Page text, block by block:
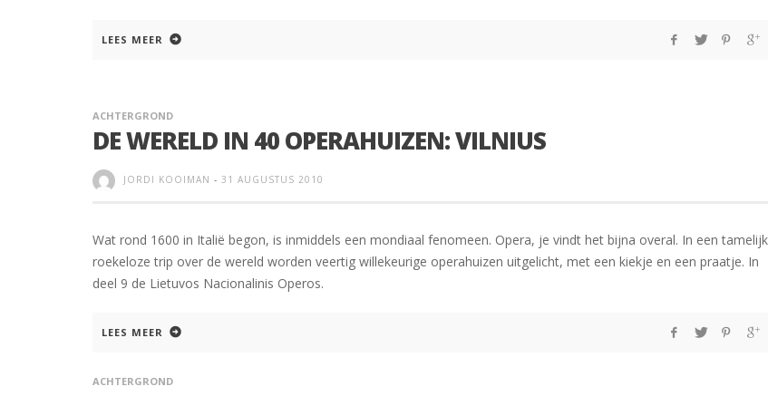
LEES MEER
ACHTERGROND
DE WERELD IN 40 OPERAHUIZEN: VILNIUS
JORDI KOOIMAN - 31 AUGUSTUS 2010
Wat rond 1600 in Italië begon, is inmiddels een mondiaal fenomeen. Opera, je vindt het bijna overal. In een tamelijk
roekeloze trip over de wereld worden veertig willekeurige operahuizen uitgelicht, met een kiekje en een praatje. In
deel 9 de Lietuvos Nacionalinis Operos.
LEES MEER
ACHTERGROND